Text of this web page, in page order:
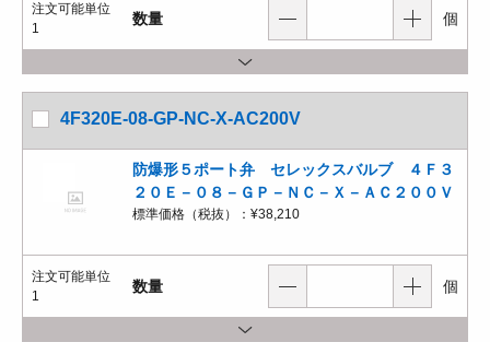
注文可能単位
1
数量 個
4F320E-08-GP-NC-X-AC200V
防爆形５ポート弁 セレックスバルブ ４Ｆ３
２０Ｅ－０８－ＧＰ－ＮＣ－Ｘ－ＡＣ２００Ｖ
標準価格（税抜）： ¥38,210
注文可能単位
1
数量 個